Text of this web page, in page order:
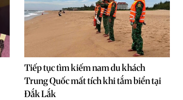
Tiếp tục tìm kiếm nam du khách
Trung Quốc mất tích khi tắm biển tại
Đắk Lắk